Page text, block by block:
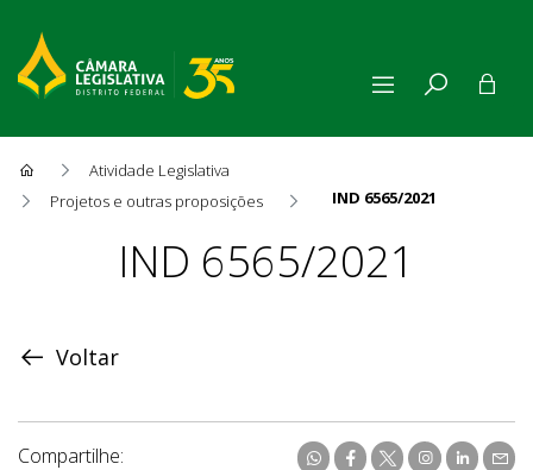
Atividade Legislativa
Projetos e outras proposições
IND 6565/2021
ProposiçãoIND 6565/2021
Voltar
Compartilhe: